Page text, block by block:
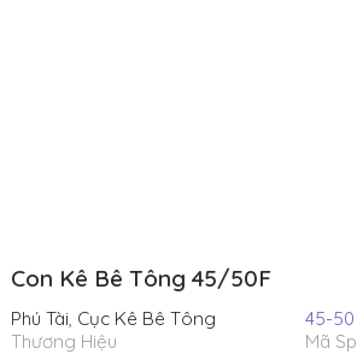
Con Kê Bê Tông 45/50F
Phú Tài, Cục Kê Bê Tông
Thương Hiệu
45-50
Mã Sp